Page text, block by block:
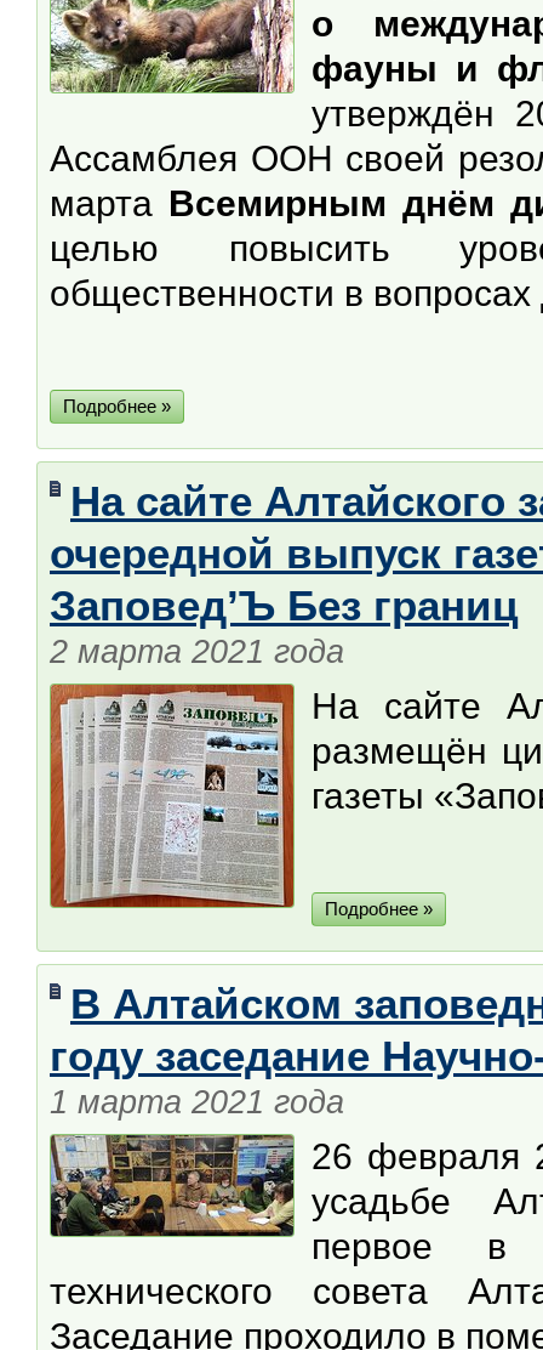
о
фауны и
утверждён
Ассамблея ООН своей
марта Всемирным днём
целью повысить
общественности в
Подробнее »
На сайте Алтайского
очередной выпуск
Заповед’Ъ Без границ
2 марта 2021 года
На сайте
размещён
газеты
Подробнее »
В Алтайском
году заседание
1 марта 2021 года
26 февраля
усадьбе
первое в
технического совета
Заседание проходило в